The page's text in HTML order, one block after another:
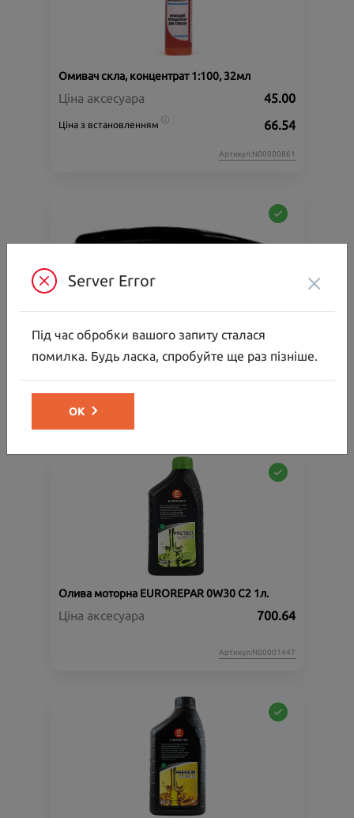
Омивач скла, концентрат 1:100, 32мл
Ціна аксесуара 45.00
Ціна з встановленням 66.54
Артикул:N00000861
Багажник на дах
Ціна аксесуара 30 000.00
Ціна з встановленням 32 154.00
Олива моторна EUROREPAR 0W30 C2 1л.
Ціна аксесуара 700.64
Артикул:N00001447
Server Error ×
Під час обробки вашого запиту сталася
помилка. Будь ласка, спробуйте ще раз пізніше.
ОК